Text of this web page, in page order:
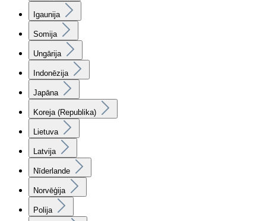
Igaunija
Somija
Ungārija
Indonēzija
Japāna
Koreja (Republika)
Lietuva
Latvija
Nīderlande
Norvēģija
Polija